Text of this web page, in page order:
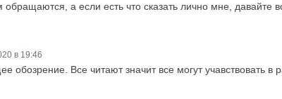
а если есть что сказать лично мне, давайте
в 19:46
Все читают значит все могут учавствовать в